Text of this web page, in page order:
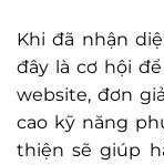
Khi đã nhận
đây là cơ hội
website, đơn
cao kỹ năng
thiện sẽ giúp